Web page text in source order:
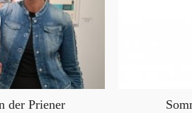
der Priener